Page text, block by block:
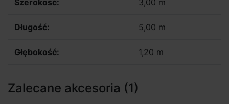
Szerokość: 3,00 m
Długość: 5,00 m
Głębokość: 1,20 m
Zalecane akcesoria (1)